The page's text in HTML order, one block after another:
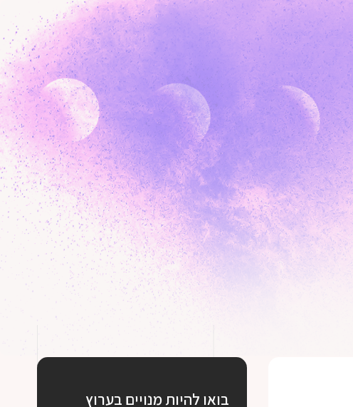
בואו להיות מנויים בערוץ